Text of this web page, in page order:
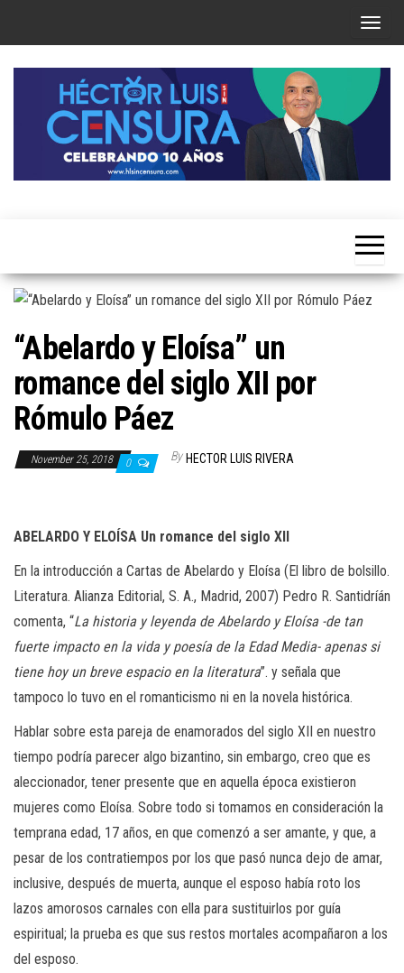
T
g
n
i
g
a
“Abelardo y Eloísa” un
romance del siglo XII por
Rómulo Páez
November 25, 2018 0 By HECTOR LUIS RIVERA
ABELARDO Y ELOÍSA Un romance del siglo XII
En la introducción a Cartas de Abelardo y Eloísa (El libro de bolsillo.
Literatura. Alianza Editorial, S. A., Madrid, 2007) Pedro R. Santidríán
comenta, “La historia y leyenda de Abelardo y Eloísa -de tan
fuerte impacto en la vida y poesía de la Edad Media- apenas si
tiene hoy un breve espacio en la literatura”. y señala que
tampoco lo tuvo en el romanticismo ni en la novela histórica.
Hablar sobre esta pareja de enamorados del siglo XII en nuestro
tiempo podría parecer algo bizantino, sin embargo, creo que es
aleccionador, tener presente que en aquella época existieron
mujeres como Eloísa. Sobre todo si tomamos en consideración la
temprana edad, 17 años, en que comenzó a ser amante, y que, a
pesar de los contratiempos por los que pasó nunca dejo de amar,
inclusive, después de muerta, aunque el esposo había roto los
lazos amorosos carnales con ella para sustituirlos por guía
espiritual; la prueba es que sus restos mortales acompañaron a los
del esposo.